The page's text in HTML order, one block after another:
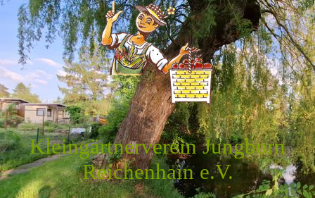
Kleingärtnerverein Jungborn
Reichenhain e.V.